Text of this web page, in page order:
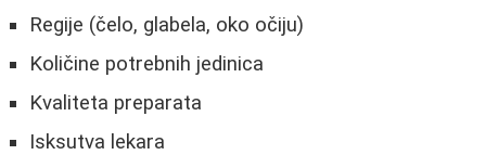
Regije (čelo, glabela, oko očiju)
Količine potrebnih jedinica
Kvaliteta preparata
Isksutva lekara